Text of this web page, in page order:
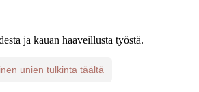
ja kauan haaveillusta työstä.
unien tulkinta täältä